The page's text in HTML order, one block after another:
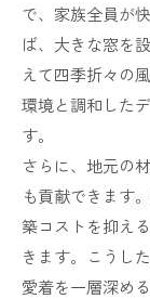
で、家族全員が
ば、大きな窓を
えて四季折々の
環境と調和した
す。
さらに、地元の
も貢献できます
築コストを抑え
きます。こうし
愛着を一層深め